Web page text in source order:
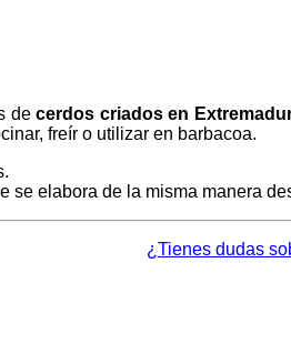
decerdos criados en
freír o utilizar en barbacoa.
se elabora de la misma manera
¿Tienes dudas